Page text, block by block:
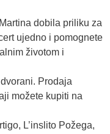
dobila priliku za
ujedno i pomognete
životom i
Prodaja
možete kupiti na
L’inslito Požega,